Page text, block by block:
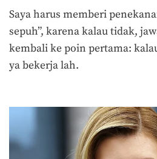
Saya harus memberi
sepuh”, karena kalau tidak,
kembali ke poin pertama:
ya bekerja lah.